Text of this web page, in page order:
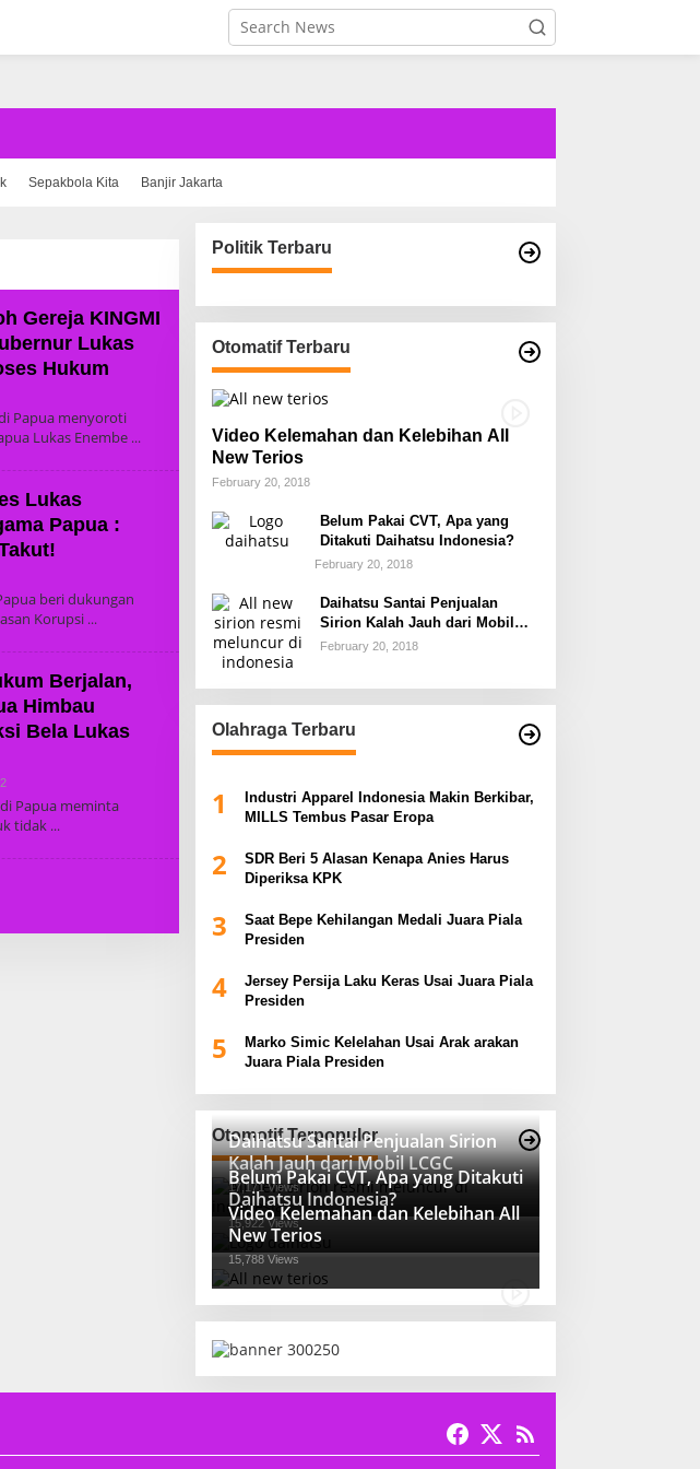
Sepakbola Kita Banjir Jakarta
Gereja KINGMI
Lukas
Hukum
Papua menyoroti
Lukas Enembe
Lukas
Papua :
beri dukungan
Korupsi
Berjalan,
Himbau
Bela Lukas
B
Y
S
U
E
I
di Papua meminta
tidak
Politik Terbaru
Otomatif Terbaru
Video Kelemahan dan Kelebihan All
New Terios
February 20, 2018
Belum Pakai CVT, Apa yang
Ditakuti Daihatsu Indonesia?
February 20, 2018
Daihatsu Santai Penjualan
Sirion Kalah Jauh dari Mobil
LCGC
February 20, 2018
Olahraga Terbaru
1
Industri Apparel Indonesia Makin Berkibar,
MILLS Tembus Pasar Eropa
2
SDR Beri 5 Alasan Kenapa Anies Harus
Diperiksa KPK
3
Saat Bepe Kehilangan Medali Juara Piala
Presiden
4
Jersey Persija Laku Keras Usai Juara Piala
Presiden
5
Marko Simic Kelelahan Usai Arak arakan
Juara Piala Presiden
Otomotif Terpopuler
Daihatsu Santai Penjualan Sirion
Kalah Jauh dari Mobil LCGC
17,171 Views
Belum Pakai CVT, Apa yang Ditakuti
Daihatsu Indonesia?
15,922 Views
Video Kelemahan dan Kelebihan All
New Terios
15,788 Views